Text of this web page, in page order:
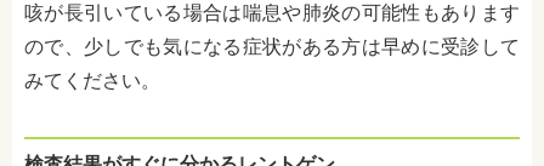
咳が長引いている場合は喘息や肺炎の可能性もあります
ので、少しでも気になる症状がある方は早めに受診して
みてください。